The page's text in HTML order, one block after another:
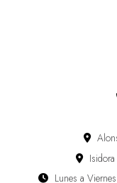
Lunes a